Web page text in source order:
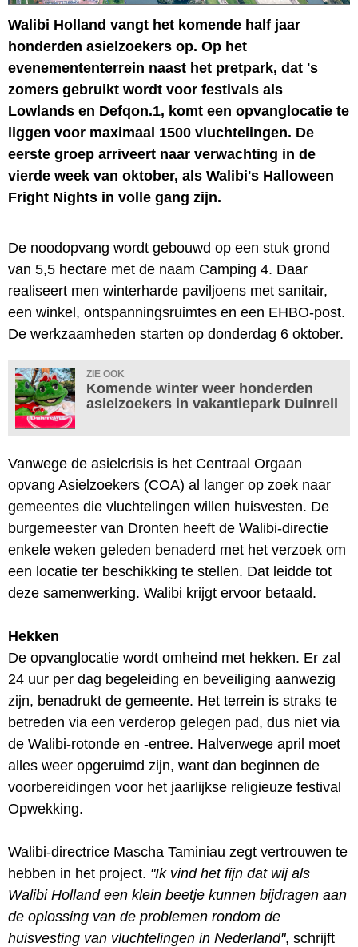
Walibi Holland vangt het komende half jaar
honderden asielzoekers op. Op het
evenemententerrein naast het pretpark, dat 's
zomers gebruikt wordt voor festivals als
Lowlands en Defqon.1, komt een opvanglocatie te
liggen voor maximaal 1500 vluchtelingen. De
eerste groep arriveert naar verwachting in de
vierde week van oktober, als Walibi's Halloween
Fright Nights in volle gang zijn.
De noodopvang wordt gebouwd op een stuk grond
van 5,5 hectare met de naam Camping 4. Daar
realiseert men winterharde paviljoens met sanitair,
een winkel, ontspanningsruimtes en een EHBO-post.
De werkzaamheden starten op donderdag 6 oktober.
ZIE OOK
Komende winter weer honderden
asielzoekers in vakantiepark Duinrell
Vanwege de asielcrisis is het Centraal Orgaan
opvang Asielzoekers (COA) al langer op zoek naar
gemeentes die vluchtelingen willen huisvesten. De
burgemeester van Dronten heeft de Walibi-directie
enkele weken geleden benaderd met het verzoek om
een locatie ter beschikking te stellen. Dat leidde tot
deze samenwerking. Walibi krijgt ervoor betaald.
Hekken
De opvanglocatie wordt omheind met hekken. Er zal
24 uur per dag begeleiding en beveiliging aanwezig
zijn, benadrukt de gemeente. Het terrein is straks te
betreden via een verderop gelegen pad, dus niet via
de Walibi-rotonde en -entree. Halverwege april moet
alles weer opgeruimd zijn, want dan beginnen de
voorbereidingen voor het jaarlijkse religieuze festival
Opwekking.
Walibi-directrice Mascha Taminiau zegt vertrouwen te
hebben in het project. "Ik vind het fijn dat wij als
Walibi Holland een klein beetje kunnen bijdragen aan
de oplossing van de problemen rondom de
huisvesting van vluchtelingen in Nederland", schrijft